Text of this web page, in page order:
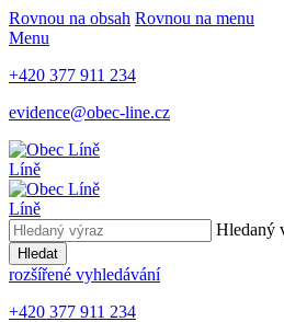
Rovnou na obsah Rovnou na menu
Menu
+420 377 911 234
evidence@obec-line.cz
Líně
Líně
Hledaný
Hledat
rozšířené vyhledávání
+420 377 911 234